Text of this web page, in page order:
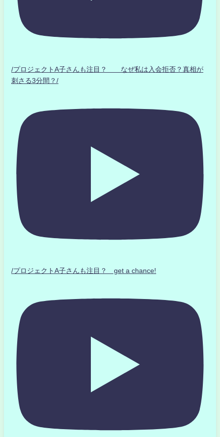
/プロジェクトA子さんも注目？ なぜ私は入会拒否？真相が
刺さる3分間？/
/プロジェクトA子さんも注目？ get a chance!